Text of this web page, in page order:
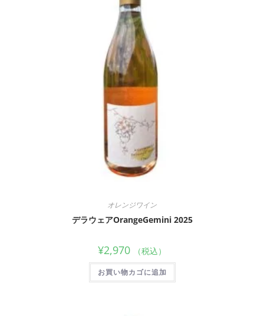
オレンジワイン
デラウェアOrangeGemini 2025
¥2,970 （税込）
お買い物カゴに追加